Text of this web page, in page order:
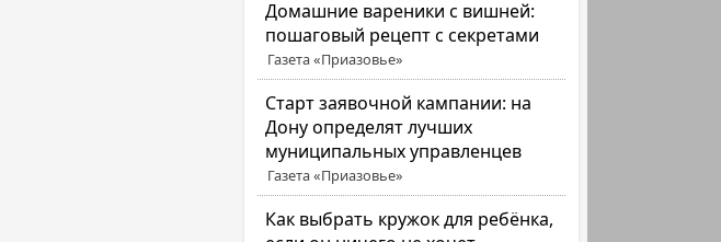
Домашние вареники с вишней:
пошаговый рецепт с секретами
Газета «Приазовье»
Старт заявочной кампании: на
Дону определят лучших
муниципальных управленцев
Газета «Приазовье»
Как выбрать кружок для ребёнка,